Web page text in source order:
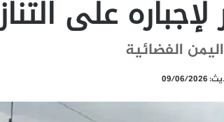
على
الفضائية
2026